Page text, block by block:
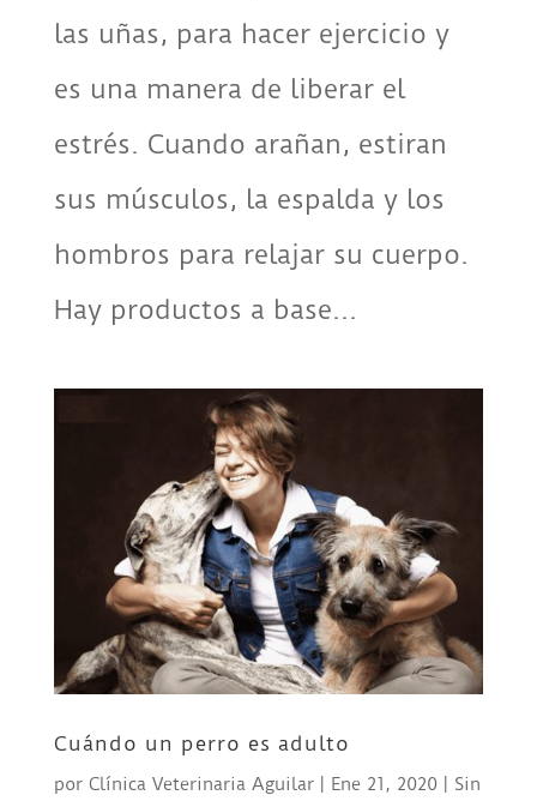
las uñas, para hacer ejercicio y
es una manera de liberar el
estrés. Cuando arañan, estiran
sus músculos, la espalda y los
hombros para relajar su cuerpo.
Hay productos a base...
Cuándo un perro es adulto
por Clínica Veterinaria Aguilar| Ene 21, 2020| Sin